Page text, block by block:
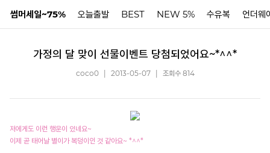
썸머세일~75% 오늘출발 BEST NEW 5% 수유복 언더웨
가정의 달 맞이 선물이벤트 당첨되었어요~*^^*
coco0 2013-05-07 조회수 814
저에게도 이런 행운이 있네요~
이제 곧 태어날 별이가 복덩이인 것 같아요~ *^^*